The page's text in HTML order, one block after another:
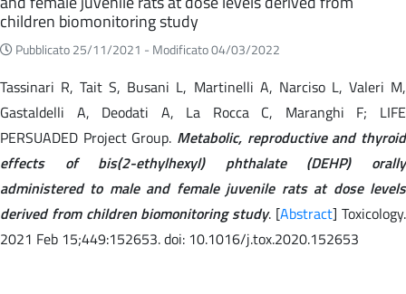
children biomonitoring study
Pubblicato 25/11/2021 - Modificato 04/03/2022
Tassinari R, Tait S, Busani L, Martinelli A, Narciso L, Valeri M,
Gastaldelli A, Deodati A, La Rocca C, Maranghi F; LIFE
PERSUADED Project Group. Metabolic, reproductive and thyroid
effects of bis(2-ethylhexyl) phthalate (DEHP) orally
administered to male and female juvenile rats at dose levels
derived from children biomonitoring study. [Abstract] Toxicology.
2021 Feb 15;449:152653. doi: 10.1016/j.tox.2020.152653